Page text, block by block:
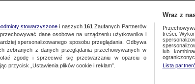
WARSZAWA
ŁÓDŹ
stowarzyszonei naszych 161 Zaufanych Partnerów
dane osobowe na urządzeniu użytkownika i
spersonalizowanego sposobu przeglądania. Odbywa
zebranych z danych przeglądania przechowywanych w
zgodę i sprzeciwić się przetwarzaniu w oparciu o
przycisk „Ustawienia plików cookie i reklam”.
Wraz z
treści.
lub
Lista